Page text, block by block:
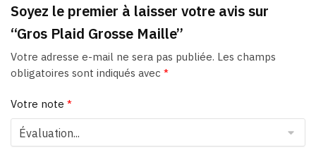
Soyez le premier à laisser votre avis sur
“Gros Plaid Grosse Maille”
Votre adresse e-mail ne sera pas publiée. Les champs
obligatoires sont indiqués avec *
Votre note *